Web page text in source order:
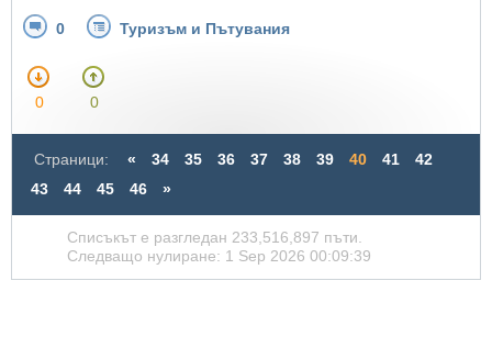
0 Туризъм и Пътувания
0 0
Страници: « 34 35 36 37 38 39 40 41
42
43
44 45 46 »
Списъкът е разгледан 233,516,897 пъти.
Следващо нулиране: 1 Sep 2026 00:09:39